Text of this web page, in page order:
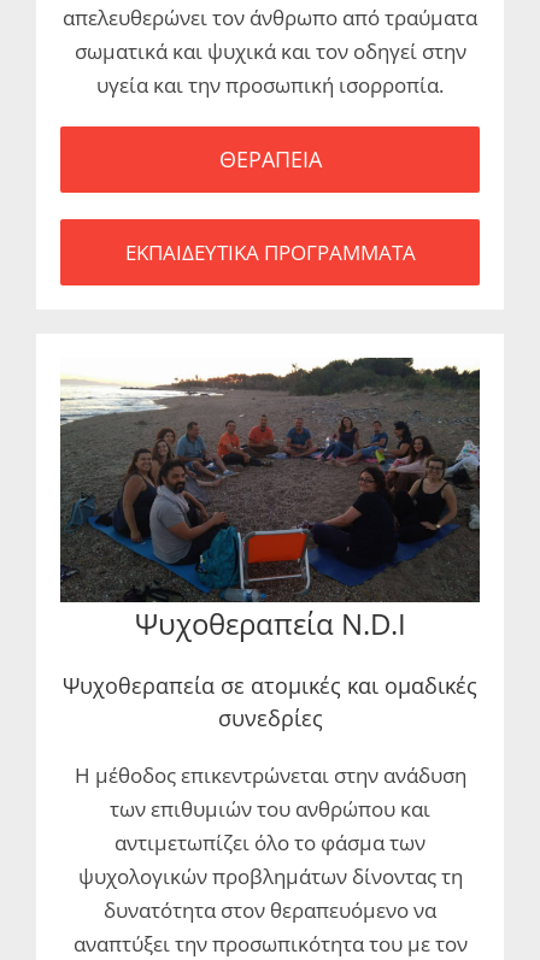
απελευθερώνει τον άνθρωπο από τραύματα
σωματικά και ψυχικά και τον οδηγεί στην
υγεία και την προσωπική ισορροπία.
ΘΕΡΑΠΕΙΑ
ΕΚΠΑΙΔΕΥΤΙΚΑ ΠΡΟΓΡΑΜΜΑΤΑ
Ψυχοθεραπεία N.D.I
Ψυχοθεραπεία σε ατομικές και ομαδικές
συνεδρίες
Η μέθοδος επικεντρώνεται στην ανάδυση
των επιθυμιών του ανθρώπου και
αντιμετωπίζει όλο το φάσμα των
ψυχολογικών προβλημάτων δίνοντας τη
δυνατότητα στον θεραπευόμενο να
αναπτύξει την προσωπικότητα του με τον